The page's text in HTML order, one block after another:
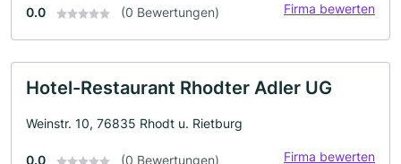
0.0 (0 Bewertungen) Firma bewerten
Hotel-Restaurant Rhodter Adler UG
Weinstr. 10, 76835 Rhodt u. Rietburg
0.0 (0 Bewertungen) Firma bewerten